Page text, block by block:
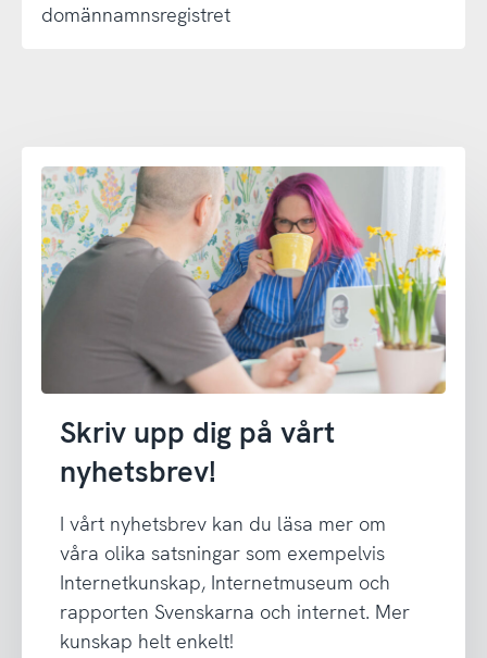
domännamnsregistret
Skriv upp dig på vårt
nyhetsbrev!
I vårt nyhetsbrev kan du läsa mer om
våra olika satsningar som exempelvis
Internetkunskap, Internetmuseum och
rapporten Svenskarna och internet. Mer
kunskap helt enkelt!